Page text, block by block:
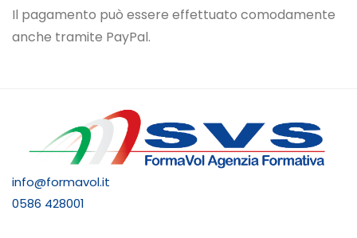
Il pagamento può essere effettuato comodamente
anche tramite PayPal.
info@formavol.it
0586 428001